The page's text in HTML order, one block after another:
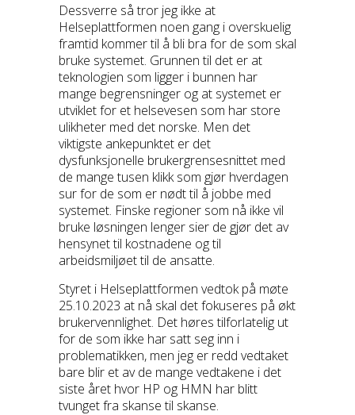
Dessverre så tror jeg ikke at
Helseplattformen noen gang i overskuelig
framtid kommer til å bli bra for de som skal
bruke systemet. Grunnen til det er at
teknologien som ligger i bunnen har
mange begrensninger og at systemet er
utviklet for et helsevesen som har store
ulikheter med det norske. Men det
viktigste ankepunktet er det
dysfunksjonelle brukergrensesnittet med
de mange tusen klikk som gjør hverdagen
sur for de som er nødt til å jobbe med
systemet. Finske regioner som nå ikke vil
bruke løsningen lenger sier de gjør det av
hensynet til kostnadene og til
arbeidsmiljøet til de ansatte.
Styret i Helseplattformen vedtok på møte
25.10.2023 at nå skal det fokuseres på økt
brukervennlighet. Det høres tilforlatelig ut
for de som ikke har satt seg inn i
problematikken, men jeg er redd vedtaket
bare blir et av de mange vedtakene i det
siste året hvor HP og HMN har blitt
tvunget fra skanse til skanse.